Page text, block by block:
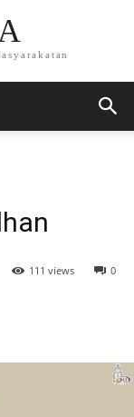
0
111 views